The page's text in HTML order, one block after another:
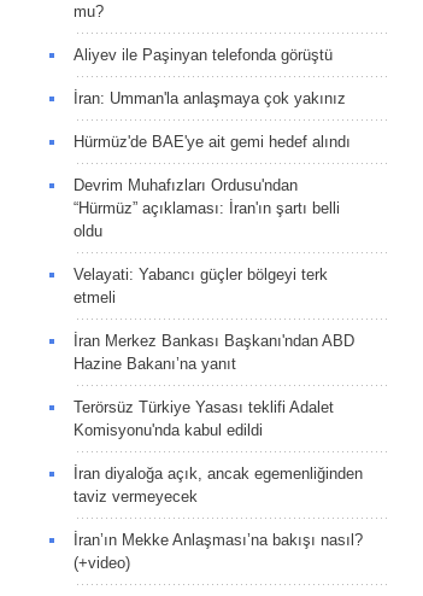
mu?
Aliyev ile Paşinyan telefonda görüştü
İran: Umman'la anlaşmaya çok yakınız
Hürmüz'de BAE'ye ait gemi hedef alındı
Devrim Muhafızları Ordusu'ndan
“Hürmüz” açıklaması: İran'ın şartı belli
oldu
Velayati: Yabancı güçler bölgeyi terk
etmeli
İran Merkez Bankası Başkanı'ndan ABD
Hazine Bakanı’na yanıt
Terörsüz Türkiye Yasası teklifi Adalet
Komisyonu'nda kabul edildi
İran diyaloğa açık, ancak egemenliğinden
taviz vermeyecek
İran’ın Mekke Anlaşması’na bakışı nasıl?
(+video)